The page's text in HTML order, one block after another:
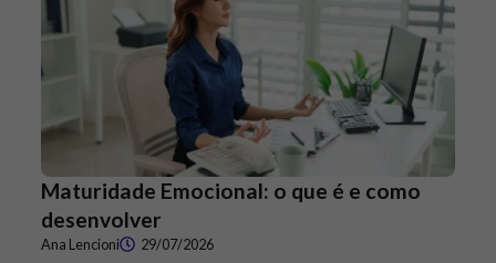
Maturidade Emocional: o que é e como
desenvolver
Ana Lencioni 29/07/2026